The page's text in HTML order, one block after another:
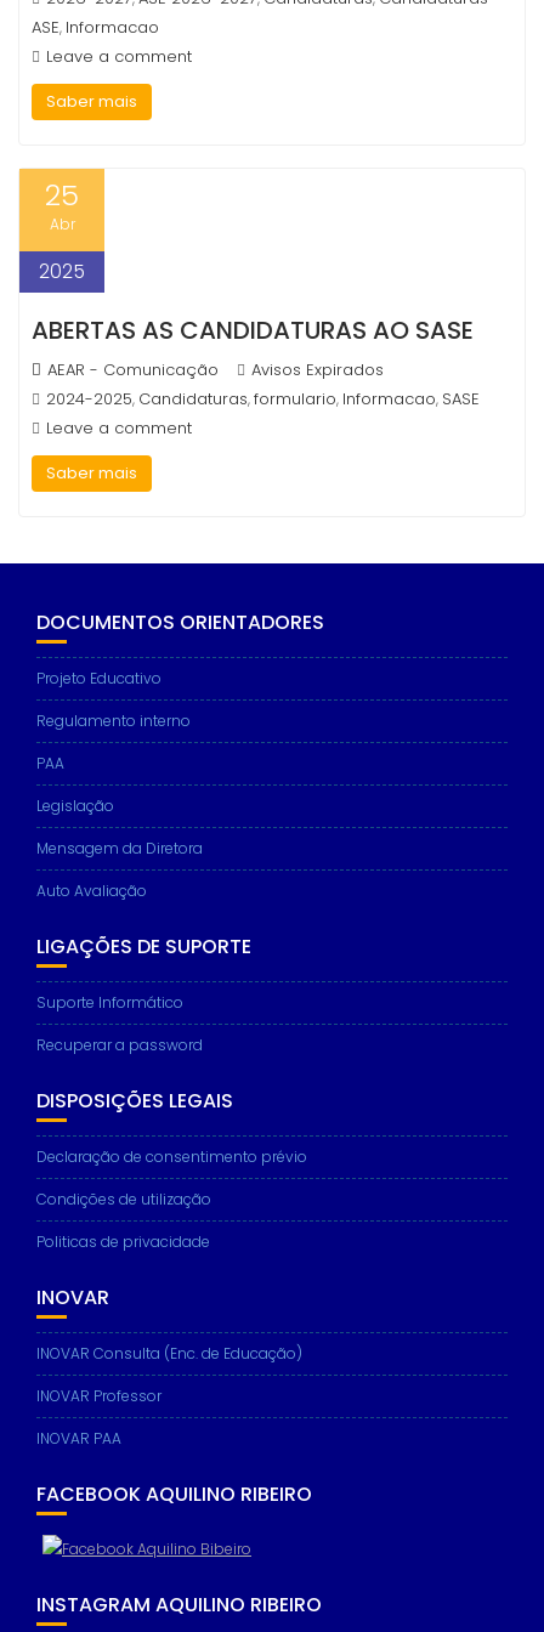
ASE, Informacao
Leave a comment
Saber mais
25
Abr
2025
ABERTAS AS CANDIDATURAS AO SASE
AEAR - Comunicação
Avisos Expirados
2024-2025, Candidaturas,formulario, Informacao, SASE
Leave a comment
Saber mais
DOCUMENTOS ORIENTADORES
Projeto Educativo
Regulamento interno
PAA
Legislação
Mensagem da Diretora
Auto Avaliação
LIGAÇÕES DE SUPORTE
Suporte Informático
Recuperar a password
DISPOSIÇÕES LEGAIS
Declaração de consentimento prévio
Condições de utilização
Politicas de privacidade
INOVAR
INOVAR Consulta (Enc. de Educação)
INOVAR Professor
INOVAR PAA
FACEBOOK AQUILINO RIBEIRO
INSTAGRAM AQUILINO RIBEIRO